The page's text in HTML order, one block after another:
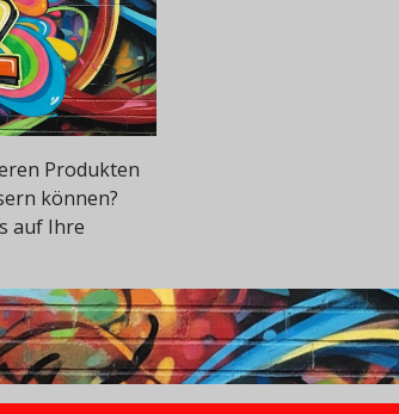
Produkten
können?
auf Ihre